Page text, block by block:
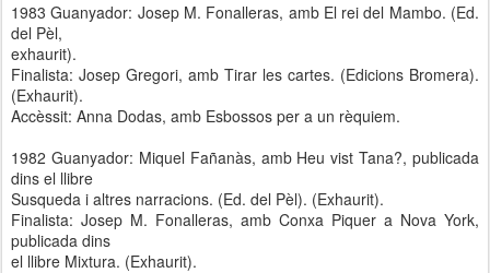
1983 Guanyador: Josep M. Fonalleras, amb El rei del Mambo. (Ed.
del Pèl,
exhaurit).
Finalista: Josep Gregori, amb Tirar les cartes. (Edicions Bromera).
(Exhaurit).
Accèssit: Anna Dodas, amb Esbossos per a un rèquiem.
1982 Guanyador: Miquel Fañanàs, amb Heu vist Tana?, publicada
dins el llibre
Susqueda i altres narracions. (Ed. del Pèl). (Exhaurit).
Finalista: Josep M. Fonalleras, amb Conxa Piquer a Nova York,
publicada dins
el llibre Mixtura. (Exhaurit).